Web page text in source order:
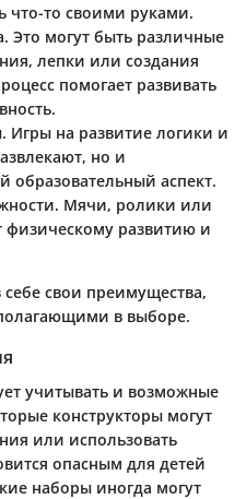
что-то своими руками.
. Это могут быть различные
лепки или создания
помогает развивать
. Игры на развитие логики и
но и
аспект.
. Мячи, ролики или
физическому развитию и
свои преимущества,
в выборе.
учитывать и возможные
конструкторы могут
или использовать
опасным для детей
наборы иногда могут